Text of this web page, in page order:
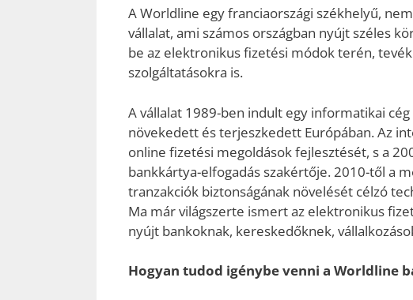
A Worldline egy franciaországi székhelyű,
vállalat, ami számos országban nyújt széles
be az elektronikus fizetési módok terén,
szolgáltatásokra is.
A vállalat 1989-ben indult egy informatikai
növekedett és terjeszkedett Európában. Az
online fizetési megoldások fejlesztését, s a
bankkártya-elfogadás szakértője. 2010-től a
tranzakciók biztonságának növelését célzó
Ma már világszerte ismert az elektronikus
nyújt bankoknak, kereskedőknek,
Hogyan tudod igénybe venni a Worldline